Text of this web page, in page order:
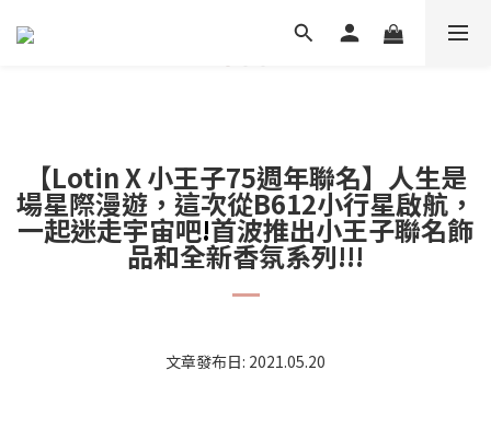
【Lotin X 小王子75週年聯名】人生是
場星際漫遊，這次從B612小行星啟航，
一起迷走宇宙吧!首波推出小王子聯名飾
品和全新香氛系列!!!
文章發布日: 2021.05.20